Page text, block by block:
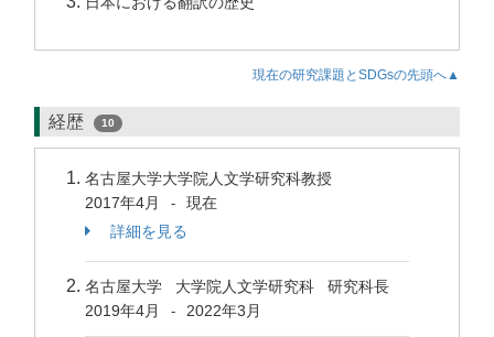
現在の研究課題とSDGsの先頭へ▲
経歴 10
名古屋大学大学院人文学研究科教授
2017年4月
-
現在
詳細を見る
名古屋大学 大学院人文学研究科 研究科長
2019年4月
- 2022年3月